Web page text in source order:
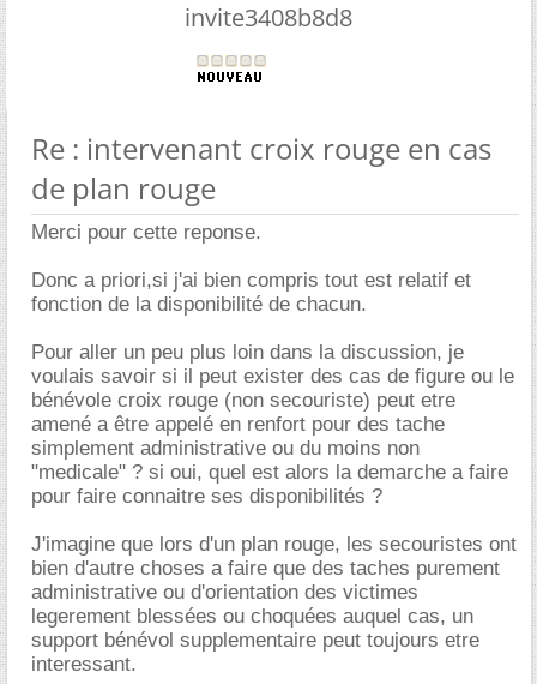
invite3408b8d8
Re : intervenant croix rouge en cas
de plan rouge
Merci pour cette reponse.
Donc a priori,si j'ai bien compris tout est relatif et
fonction de la disponibilité de chacun.
Pour aller un peu plus loin dans la discussion, je
voulais savoir si il peut exister des cas de figure ou le
bénévole croix rouge (non secouriste) peut etre
amené a être appelé en renfort pour des tache
simplement administrative ou du moins non
"medicale" ? si oui, quel est alors la demarche a faire
pour faire connaitre ses disponibilités ?
J'imagine que lors d'un plan rouge, les secouristes ont
bien d'autre choses a faire que des taches purement
administrative ou d'orientation des victimes
legerement blessées ou choquées auquel cas, un
support bénévol supplementaire peut toujours etre
interessant.